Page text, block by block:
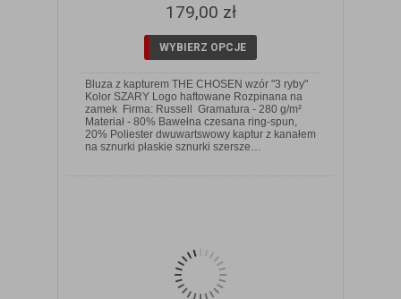
179,00 zł
WYBIERZ OPCJE
Bluza z kapturem THE CHOSEN wzór "3 ryby"
Kolor SZARY Logo haftowane Rozpinana na
zamek Firma: Russell Gramatura - 280 g/m²
Materiał - 80% Bawełna czesana ring-spun,
20% Poliester dwuwartswowy kaptur z kanałem
na sznurki płaskie sznurki szersze…
ZOBACZ SZCZEGÓŁY